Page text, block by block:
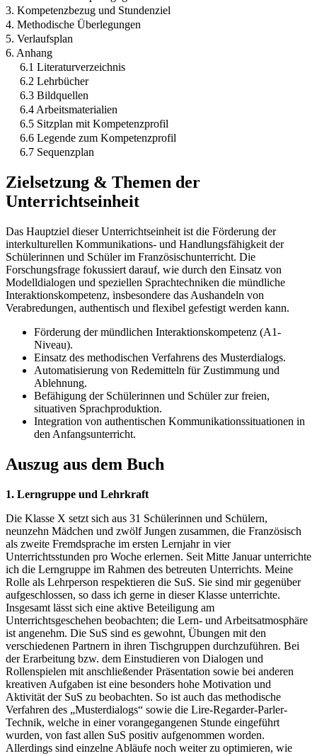
3. Kompetenzbezug und Stundenziel
4. Methodische Überlegungen
5. Verlaufsplan
6. Anhang
6.1 Literaturverzeichnis
6.2 Lehrbücher
6.3 Bildquellen
6.4 Arbeitsmaterialien
6.5 Sitzplan mit Kompetenzprofil
6.6 Legende zum Kompetenzprofil
6.7 Sequenzplan
Zielsetzung & Themen der
Unterrichtseinheit
Das Hauptziel dieser Unterrichtseinheit ist die Förderung der
interkulturellen Kommunikations- und Handlungsfähigkeit der
Schülerinnen und Schüler im Französischunterricht. Die
Forschungsfrage fokussiert darauf, wie durch den Einsatz von
Modelldialogen und speziellen Sprachtechniken die mündliche
Interaktionskompetenz, insbesondere das Aushandeln von
Verabredungen, authentisch und flexibel gefestigt werden kann.
Förderung der mündlichen Interaktionskompetenz (A1-
Niveau).
Einsatz des methodischen Verfahrens des Musterdialogs.
Automatisierung von Redemitteln für Zustimmung und
Ablehnung.
Befähigung der Schülerinnen und Schüler zur freien,
situativen Sprachproduktion.
Integration von authentischen Kommunikationssituationen in
den Anfangsunterricht.
Auszug aus dem Buch
1. Lerngruppe und Lehrkraft
Die Klasse X setzt sich aus 31 Schülerinnen und Schülern,
neunzehn Mädchen und zwölf Jungen zusammen, die Französisch
als zweite Fremdsprache im ersten Lernjahr in vier
Unterrichtsstunden pro Woche erlernen. Seit Mitte Januar unterrichte
ich die Lerngruppe im Rahmen des betreuten Unterrichts. Meine
Rolle als Lehrperson respektieren die SuS. Sie sind mir gegenüber
aufgeschlossen, so dass ich gerne in dieser Klasse unterrichte.
Insgesamt lässt sich eine aktive Beteiligung am
Unterrichtsgeschehen beobachten; die Lern- und Arbeitsatmosphäre
ist angenehm. Die SuS sind es gewohnt, Übungen mit den
verschiedenen Partnern in ihren Tischgruppen durchzuführen. Bei
der Erarbeitung bzw. dem Einstudieren von Dialogen und
Rollenspielen mit anschließender Präsentation sowie bei anderen
kreativen Aufgaben ist eine besonders hohe Motivation und
Aktivität der SuS zu beobachten. So ist auch das methodische
Verfahren des „Musterdialogs“ sowie die Lire-Regarder-Parler-
Technik, welche in einer vorangegangenen Stunde eingeführt
wurden, von fast allen SuS positiv aufgenommen worden.
Allerdings sind einzelne Abläufe noch weiter zu optimieren, wie